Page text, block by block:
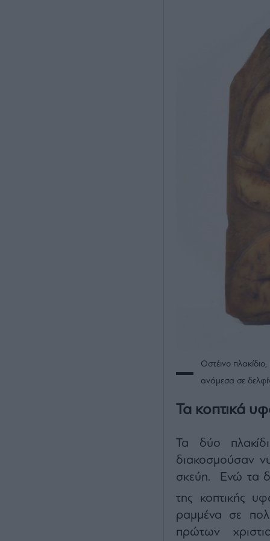
Οστέινο
ανάμεσα σε
Τα κοπτικά
Τα δύο
διακοσμούσαν
σκεύη. Ενώ τα
της κοπτικής
ραμμένα σε
πρώτων